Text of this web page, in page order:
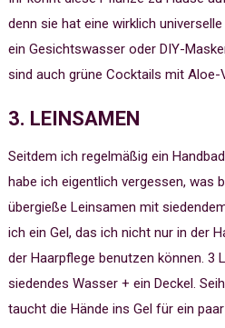
denn sie hat eine wirklich
ein Gesichtswasser oder DIY-
sind auch grüne Cocktails mit Aloe-
3. LEINSAMEN
Seitdem ich regelmäßig ein
habe ich eigentlich vergessen, was
übergieße Leinsamen mit
ich ein Gel, das ich nicht nur in der
der Haarpflege benutzen können. 3
siedendes Wasser + ein Deckel.
taucht die Hände ins Gel für ein